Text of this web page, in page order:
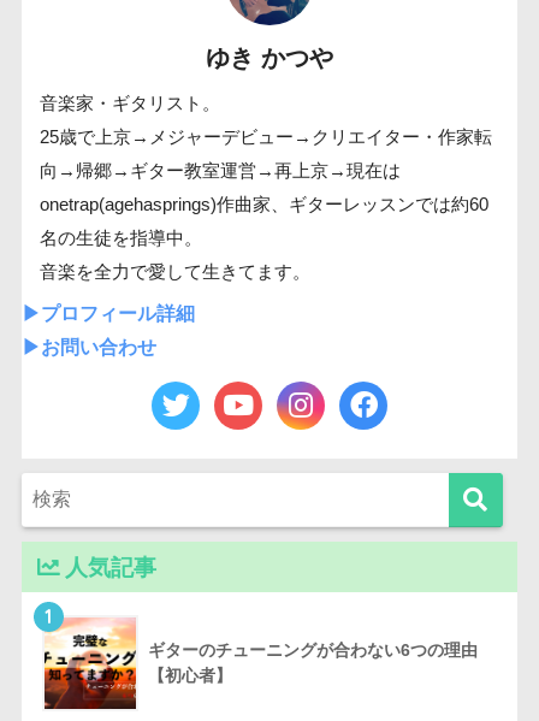
ゆき かつや
音楽家・ギタリスト。
25歳で上京→メジャーデビュー→クリエイター・作家転
向→帰郷→ギター教室運営→再上京→現在は
onetrap(agehasprings)作曲家、ギターレッスンでは約60
名の生徒を指導中。
音楽を全力で愛して生きてます。
▶︎プロフィール詳細
▶︎お問い合わせ
人気記事
1
ギターのチューニングが合わない6つの理由
【初心者】